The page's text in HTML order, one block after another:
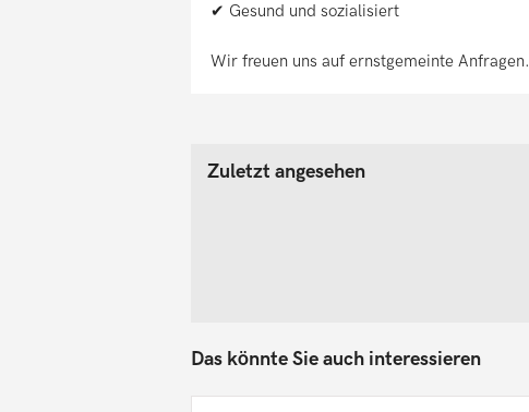
✔ Gesund und sozialisiert
Wir freuen uns auf ernstgemeinte Anfragen.
Zuletzt angesehen
Das könnte Sie auch interessieren